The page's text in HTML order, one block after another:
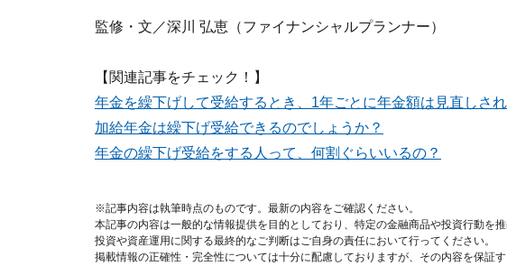
監修・文／深川 弘恵（ファイナンシャルプランナー）
【関連記事をチェック！】
年金を繰下げして受給するとき、1年ごとに年金額は見直しされ
加給年金は繰下げ受給できるのでしょうか？
年金の繰下げ受給をする人って、何割ぐらいいるの？
※記事内容は執筆時点のものです。最新の内容をご確認ください。
本記事の内容は一般的な情報提供を目的としており、特定の金融商品や投資行動を推
投資や資産運用に関する最終的なご判断はご自身の責任において行ってください。
掲載情報の正確性・完全性については十分に配慮しておりますが、その内容を保証